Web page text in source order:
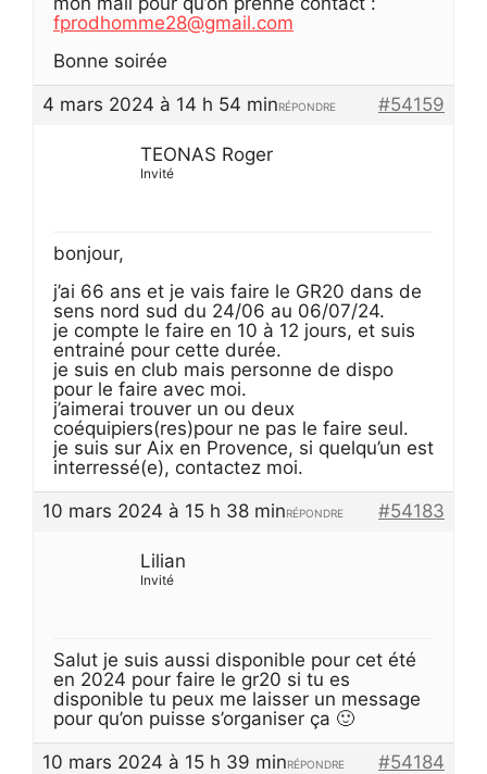
fprodhomme28@gmail.com
Bonne soirée
4 mars 2024 à 14 h 54 min
#54159
RÉPONDRE
TEONAS Roger
Invité
bonjour,
j’ai 66 ans et je vais faire le GR20 dans de
sens nord sud du 24/06 au 06/07/24.
je compte le faire en 10 à 12 jours, et suis
entrainé pour cette durée.
je suis en club mais personne de dispo
pour le faire avec moi.
j’aimerai trouver un ou deux
coéquipiers(res)pour ne pas le faire seul.
je suis sur Aix en Provence, si quelqu’un est
interressé(e), contactez moi.
10 mars 2024 à 15 h 38 min
#54183
RÉPONDRE
Lilian
Invité
Salut je suis aussi disponible pour cet été
en 2024 pour faire le gr20 si tu es
disponible tu peux me laisser un message
pour qu’on puisse s’organiser ça 🙂
10 mars 2024 à 15 h 39 min
#54184
RÉPONDRE